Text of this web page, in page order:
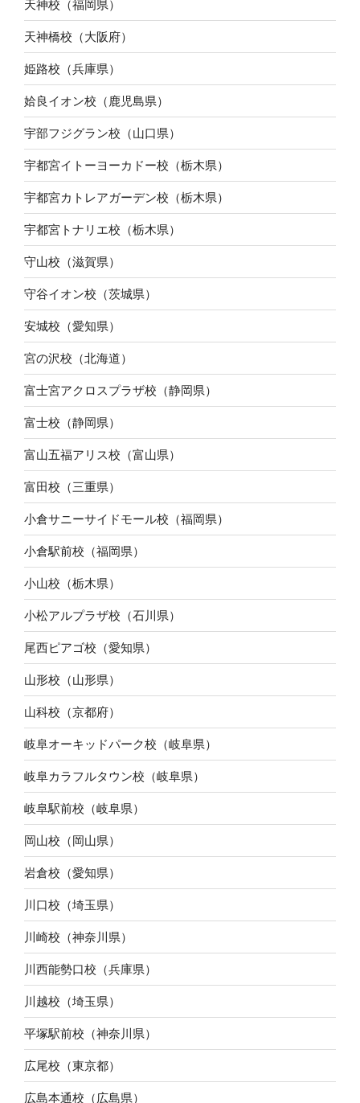
天神校（福岡県）
天神橋校（大阪府）
姫路校（兵庫県）
姶良イオン校（鹿児島県）
宇部フジグラン校（山口県）
宇都宮イトーヨーカドー校（栃木県）
宇都宮カトレアガーデン校（栃木県）
宇都宮トナリエ校（栃木県）
守山校（滋賀県）
守谷イオン校（茨城県）
安城校（愛知県）
宮の沢校（北海道）
富士宮アクロスプラザ校（静岡県）
富士校（静岡県）
富山五福アリス校（富山県）
富田校（三重県）
小倉サニーサイドモール校（福岡県）
小倉駅前校（福岡県）
小山校（栃木県）
小松アルプラザ校（石川県）
尾西ピアゴ校（愛知県）
山形校（山形県）
山科校（京都府）
岐阜オーキッドパーク校（岐阜県）
岐阜カラフルタウン校（岐阜県）
岐阜駅前校（岐阜県）
岡山校（岡山県）
岩倉校（愛知県）
川口校（埼玉県）
川崎校（神奈川県）
川西能勢口校（兵庫県）
川越校（埼玉県）
平塚駅前校（神奈川県）
広尾校（東京都）
広島本通校（広島県）